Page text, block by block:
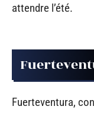
attendre l’été.
Fuerteventura,